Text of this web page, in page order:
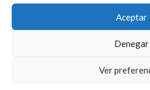
Aceptar
Denegar
Ver
AM
Política de